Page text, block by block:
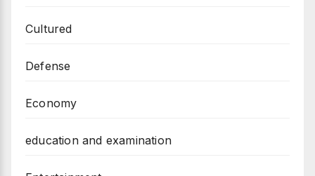
Cultured
Defense
Economy
education and examination